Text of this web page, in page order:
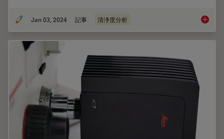
Jan 03, 2024 記事 清浄度分析 Key